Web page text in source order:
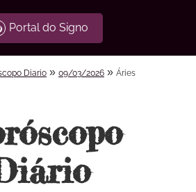
Portal do Signo
Diario » 09/03/2026 » Áries